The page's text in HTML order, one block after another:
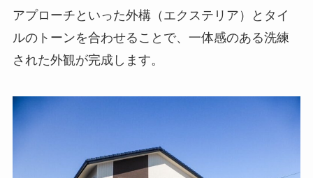
アプローチといった外構（エクステリア）とタイ
ルのトーンを合わせることで、一体感のある洗練
された外観が完成します。